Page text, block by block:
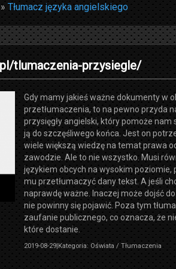
» Tłumacz języka angielskiego
tlumaczenia-przysiegle/
Gdy mamy jakieś ważne dokumenty w
przetłumaczenia, to na pewno przyda
przysięgły angielski, który pomoże
ją do szczęśliwego końca. Jest on
wiele większą wiedzę na temat prawa
zawodzie. Ale to nie wszystko. Musi
językiem obcych na wysokim poziomie,
mu przetłumaczyć dany tekst. A jeśli
naprawdę ważne. Inaczej może dojść
nie powinny się pojawić. Poza tym
zaufanie publicznego, co oznacza, że
które dostanie.
2019-08-29|Kategoria: Oświata / Tłumaczenia